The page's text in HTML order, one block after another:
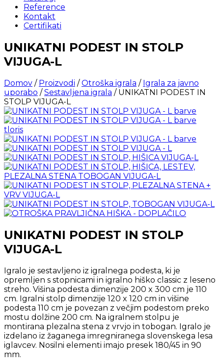
Reference
Kontakt
Certifikati
UNIKATNI PODEST IN STOLP
VIJUGA-L
Domov / Proizvodi /Otroška igrala / Igrala za javno
uporabo /Sestavljena igrala / UNIKATNI PODEST IN
STOLP VIJUGA-L
UNIKATNI PODEST IN STOLP
VIJUGA-L
Igralo je sestavljeno iz igralnega podesta, ki je
opremljen s stopnicami in igralno hiško classic z leseno
streho. Višina podesta dimenzije 200 x 300 cm je 110
cm. Igralni stolp dimenzije 120 x 120 cm in višine
podesta 110 cm je povezan z večjim podestom preko
mostu dolžine 200 cm. Na igralnem stolpu je
montirana plezalna stena z vrvjo in tobogan. Igralo je
izdelano iz žaganega imregniranega slovenskega lesa
iglavcev. Nosilni elementi imajo presek 180/45 in 90
mm.